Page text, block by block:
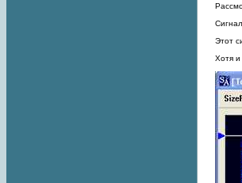
Сигнал
Этот
Хотя и